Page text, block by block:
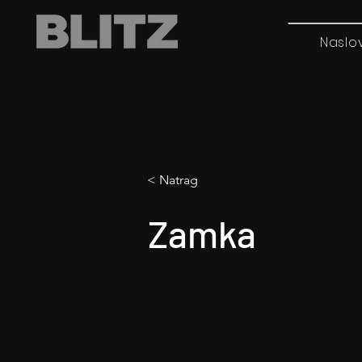
< Natrag
Zamka